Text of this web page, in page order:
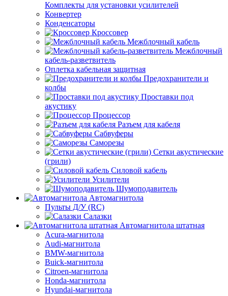
Комплекты для установки усилителей
Конвертер
Конденсаторы
Кроссовер
Межблочный кабель
Межблочный
кабель-разветвитель
Оплетка кабельная защитная
Предохранители и
колбы
Проставки под
акустику
Процессор
Разъем для кабеля
Сабвуферы
Саморезы
Сетки акустические
(грили)
Силовой кабель
Усилители
Шумоподавитель
Автомагнитола
Пульты Д/У (RC)
Салазки
Автомагнитола штатная
Acura-магнитола
Audi-магнитола
BMW-магнитола
Buick-магнитола
Citroen-магнитола
Honda-магнитола
Hyundai-магнитола